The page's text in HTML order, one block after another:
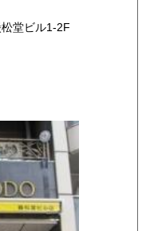
県
県
島県
堂ビル1-2F